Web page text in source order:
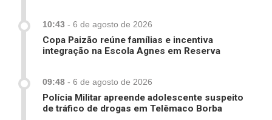
10:43 - 6 de agosto de 2026
Copa Paizão reúne famílias e incentiva
integração na Escola Agnes em Reserva
09:48 - 6 de agosto de 2026
Polícia Militar apreende adolescente suspeito
de tráfico de drogas em Telêmaco Borba